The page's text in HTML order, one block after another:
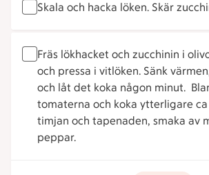
Skala och hacka löken. Skär
Fräs lökhacket och zucchinin i
och pressa i vitlöken. Sänk
och låt det koka någon minut.
tomaterna och koka ytterligare ca
timjan och tapenaden, smaka av
peppar.